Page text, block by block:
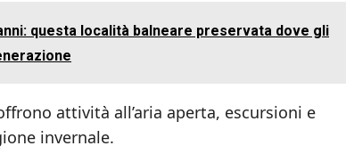
questa località balneare preservata dove gli
attività all’aria aperta, escursioni e
invernale.